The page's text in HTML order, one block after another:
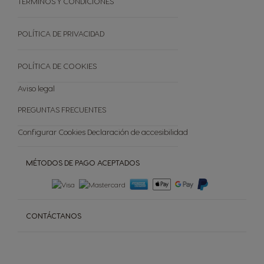
FORMATO PROMOCIONAL
El mundo del café
Reciclar Capsulas
Tienda Exclusiva
MÉTODOS DE PAGO ACEPTADOS
CONTÁCTANOS
POLÍTICA DE PRIVACIDAD
POLÍTICA DE COOKIES
Aviso legal
PREGUNTAS FRECUENTES
Configurar Cookies Declaración de accesibilidad